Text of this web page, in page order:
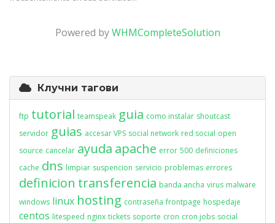
Powered byWHMCompleteSolution
Клучни тагови
ftp tutorial teamspeak guia como instalar shoutcast
servidor guias accesar VPS social network red social open
source cancelar ayuda apache error 500 definiciones
cache dns limpiar suspencion servicio problemas errores
definicion transferencia banda ancha virus malware
windows linux hosting contraseña frontpage hospedaje
centos litespeed nginx tickets soporte cron cron jobs social